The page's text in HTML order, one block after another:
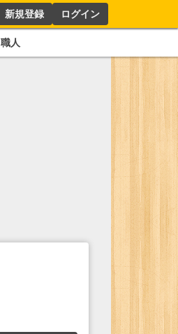
新規登録 ログイン
職人